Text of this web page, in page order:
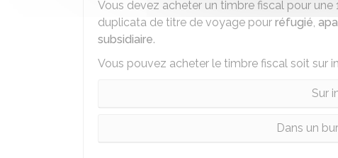
Vous devez acheter un timbre fiscal pour une
duplicata de titre de voyage pour réfugié,
subsidiaire.
Vous pouvez acheter le timbre fiscal soit sur
Sur
Dans un